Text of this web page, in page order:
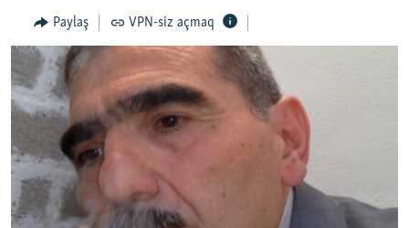
QANUNI DOĞRU
ARAŞDIRMA
MULTIMEDIA
VIDEO
FOTOQALEREYA
İNFOQRAFIKA
KARIKATURA
RADIO ARXIV
OXU ZALI
AZƏRBAYCAN ƏDƏBIYYATI KITABXANASI
İSLAM VƏ DEMOKRATIYA
HAQQIMIZDA
MISSIYAMIZ
PEŞƏ ETIKASI VƏ JURNALISTIKA STANDARTLARIMIZ
BIZI IZLƏ
Paylaş VPN-siz açmaq